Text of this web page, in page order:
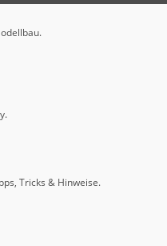
Tricks & Hinweise.